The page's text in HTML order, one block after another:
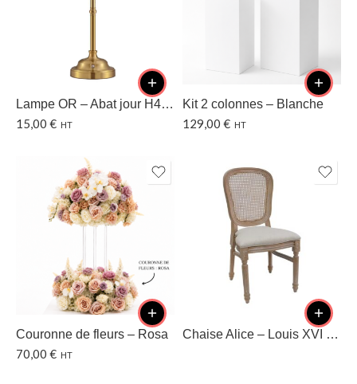
Lampe OR – Abat jour H40 CM
15,00 € HT
Kit 2 colonnes – Blanche
129,00 € HT
Couronne de fleurs – Rosa
70,00 € HT
Chaise Alice – Louis XVI – Dossier cannage